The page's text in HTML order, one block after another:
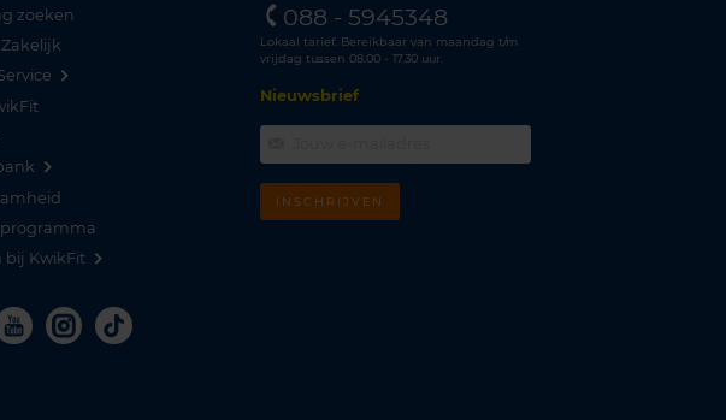
zoeken
bij KwikFit
YoutubeInstagram
Tiktok
088 - 5945348
Lokaal tarief. Bereikbaar van maandag t/m
vrijdag tussen 08.00 - 17.30 uur.
Nieuwsbrief
INSCHRIJVEN